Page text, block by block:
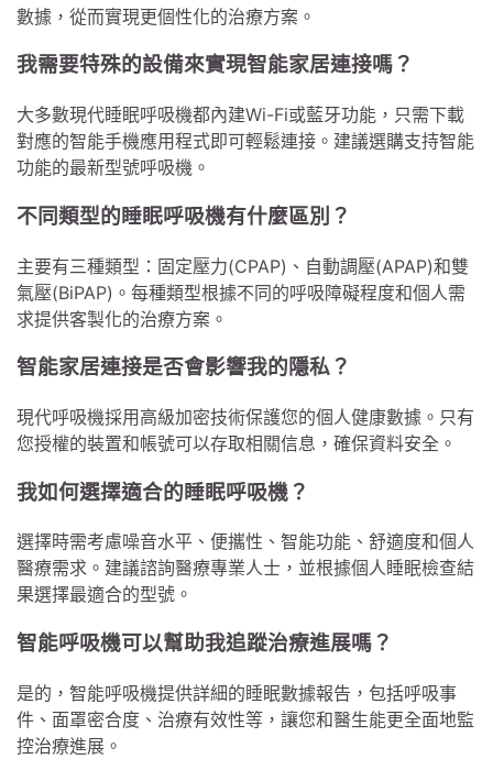
數據，從而實現更個性化的治療方案。
我需要特殊的設備來實現智能家居連接嗎？
大多數現代睡眠呼吸機都內建Wi-Fi或藍牙功能，只需下載
對應的智能手機應用程式即可輕鬆連接。建議選購支持智能
功能的最新型號呼吸機。
不同類型的睡眠呼吸機有什麼區別？
主要有三種類型：固定壓力(CPAP)、自動調壓(APAP)和雙
氣壓(BiPAP)。每種類型根據不同的呼吸障礙程度和個人需
求提供客製化的治療方案。
智能家居連接是否會影響我的隱私？
現代呼吸機採用高級加密技術保護您的個人健康數據。只有
您授權的裝置和帳號可以存取相關信息，確保資料安全。
我如何選擇適合的睡眠呼吸機？
選擇時需考慮噪音水平、便攜性、智能功能、舒適度和個人
醫療需求。建議諮詢醫療專業人士，並根據個人睡眠檢查結
果選擇最適合的型號。
智能呼吸機可以幫助我追蹤治療進展嗎？
是的，智能呼吸機提供詳細的睡眠數據報告，包括呼吸事
件、面罩密合度、治療有效性等，讓您和醫生能更全面地監
控治療進展。